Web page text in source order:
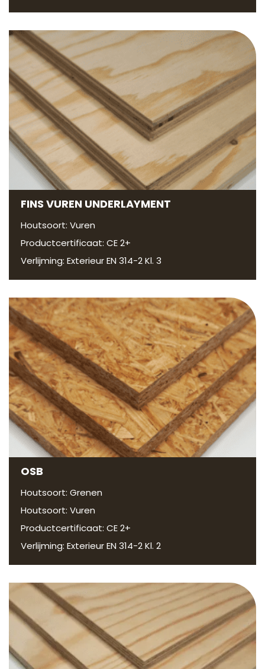
FINS VUREN UNDERLAYMENT
Productcertificaat: CE 2+
Verlijming: Exterieur EN 314-2 Kl. 3
Houtsoort: Vuren
OSB
Productcertificaat: CE 2+
Verlijming: Exterieur EN 314-2 Kl. 2
Houtsoort: Grenen
Houtsoort: Vuren